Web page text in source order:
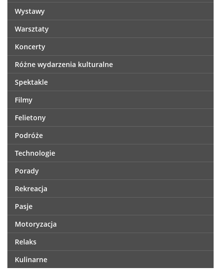
Wystawy
Warsztaty
Koncerty
Różne wydarzenia kulturalne
Spektakle
Filmy
Felietony
Podróże
Technologie
Porady
Rekreacja
Pasje
Motoryzacja
Relaks
Kulinarne